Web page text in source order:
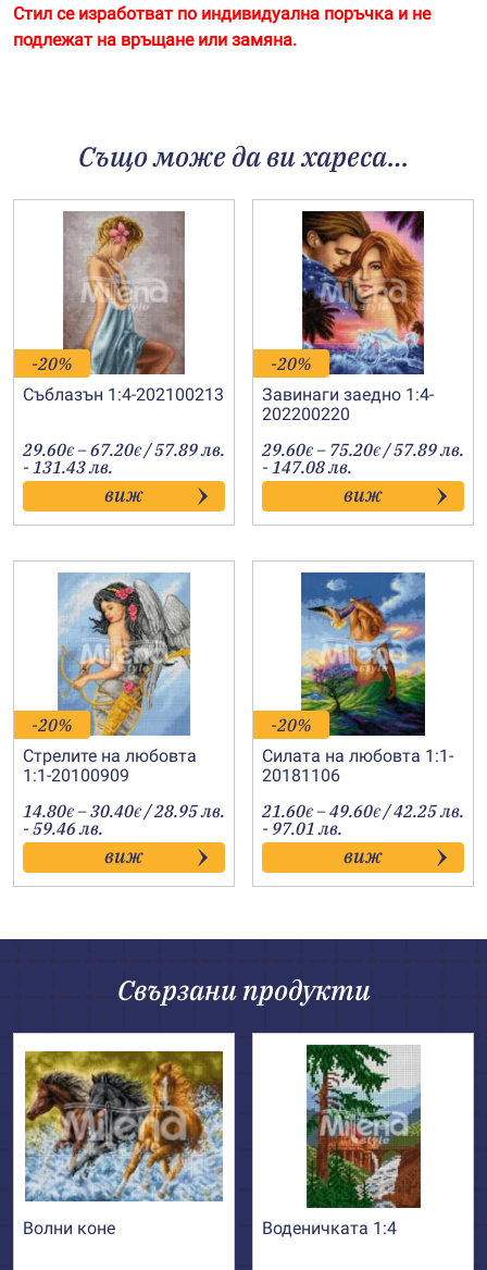
Стил се изработват по индивидуална поръчка и не
подлежат на връщане или замяна.
Също може да ви хареса…
-20%
Съблазън 1:4-202100213
29.60€ –67.20€Price
range:
29.60€
through
67.20€
/ 57.89 лв.
- 131.43 лв.
виж
-20%
Завинаги заедно 1:4-
202200220
29.60€ – 75.20€Price
range:
29.60€
through
75.20€
/ 57.89 лв.
- 147.08 лв.
виж
-20%
Стрелите на любовта
1:1-20100909
14.80€ –30.40€Price
range:
14.80€
through
30.40€
/ 28.95 лв.
- 59.46 лв.
виж
-20%
Силата на любовта 1:1-
20181106
21.60€ –49.60€Price
range:
21.60€
through
49.60€
/ 42.25 лв.
- 97.01 лв.
виж
Свързани продукти
Волни коне Воденичката 1:4